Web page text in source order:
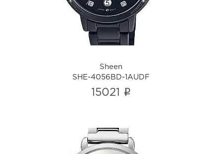
Sheen
SHE-4056BD-1AUDF
15021 i